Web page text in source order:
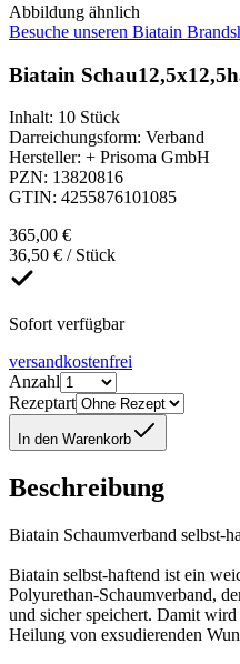
Abbildung ähnlich
Besuche unseren Biatain
Biatain
Inhalt: 10 Stück
Darreichungsform: Verband
Hersteller: + Prisoma GmbH
PZN: 13820816
GTIN: 4255876101085
365,00 €
36,50 € / Stück
Sofort verfügbar
versandkostenfrei
Anzahl
Rezeptart
In den Warenkorb
Beschreibung
Biatain Schaumverband selbst-
Biatain selbst-haftend ist ein
Polyurethan-Schaumverband,
und sicher speichert. Damit
Heilung von exsudierenden